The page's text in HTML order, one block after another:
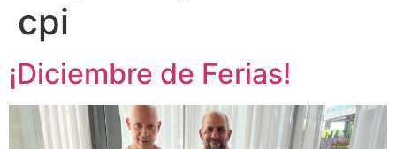
cpi
¡Diciembre de Ferias!